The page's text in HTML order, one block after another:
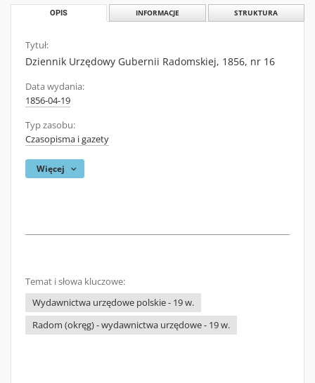
OPIS INFORMACJE STRUKTURA
Tytuł:
Dziennik Urzędowy Gubernii Radomskiej, 1856, nr 16
Data wydania:
1856-04-19
Typ zasobu:
Czasopisma i gazety
Więcej
Temat i słowa kluczowe:
Wydawnictwa urzędowe polskie - 19 w.
Radom (okręg) - wydawnictwa urzędowe - 19 w.